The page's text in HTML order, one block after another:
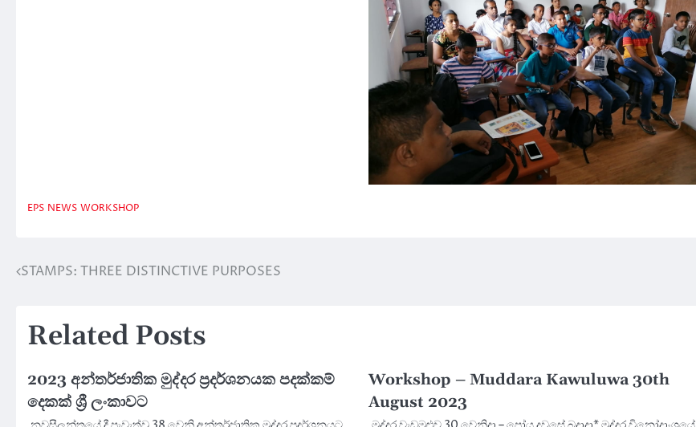
EPS NEWS WORKSHOP
Post
STAMPS: THREE DISTINCTIVE PURPOSES
Related Posts
2023 අන්තර්ජාතික මුද්දර ප්‍රදර්ශනයක පදක්කම්
දෙකක් ශ්‍රී ලංකාවට
Workshop – Muddara Kawuluwa 30th
August 2023